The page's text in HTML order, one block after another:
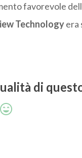
favorevole
Technologyera
di